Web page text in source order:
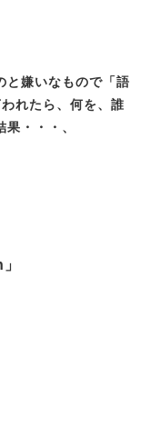
と嫌いなもので「語
れたら、何を、誰
・・・、